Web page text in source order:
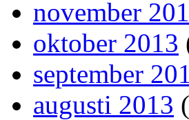
november
oktober 2013
september
augusti 2013